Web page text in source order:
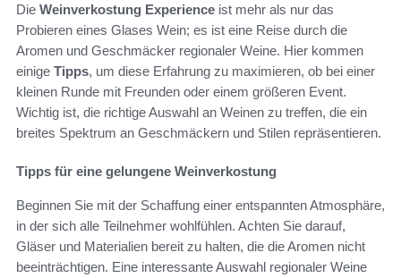
Die Weinverkostung Experience ist mehr als nur das
Probieren eines Glases Wein; es ist eine Reise durch die
Aromen und Geschmäcker regionaler Weine. Hier kommen
einige Tipps, um diese Erfahrung zu maximieren, ob bei einer
kleinen Runde mit Freunden oder einem größeren Event.
Wichtig ist, die richtige Auswahl an Weinen zu treffen, die ein
breites Spektrum an Geschmäckern und Stilen repräsentieren.
Tipps für eine gelungene Weinverkostung
Beginnen Sie mit der Schaffung einer entspannten Atmosphäre,
in der sich alle Teilnehmer wohlfühlen. Achten Sie darauf,
Gläser und Materialien bereit zu halten, die die Aromen nicht
beeinträchtigen. Eine interessante Auswahl regionaler Weine